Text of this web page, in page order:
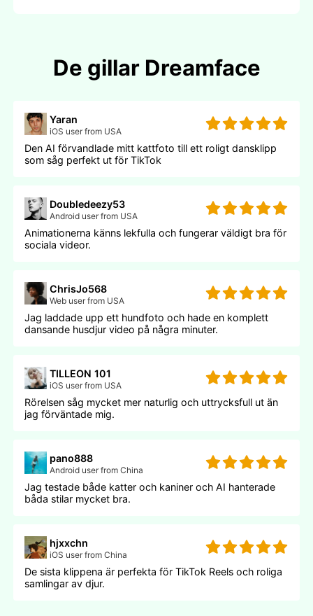
De gillar Dreamface
Yaran
iOS user from USA
Den AI förvandlade mitt kattfoto till ett roligt dansklipp
som såg perfekt ut för TikTok
Doubledeezy53
Android user from USA
Animationerna känns lekfulla och fungerar väldigt bra för
sociala videor.
ChrisJo568
Web user from USA
Jag laddade upp ett hundfoto och hade en komplett
dansande husdjur video på några minuter.
TILLEON 101
iOS user from USA
Rörelsen såg mycket mer naturlig och uttrycksfull ut än
jag förväntade mig.
pano888
Android user from China
Jag testade både katter och kaniner och AI hanterade
båda stilar mycket bra.
hjxxchn
iOS user from China
De sista klippena är perfekta för TikTok Reels och roliga
samlingar av djur.